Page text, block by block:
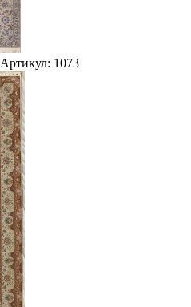
Артикул: 1073